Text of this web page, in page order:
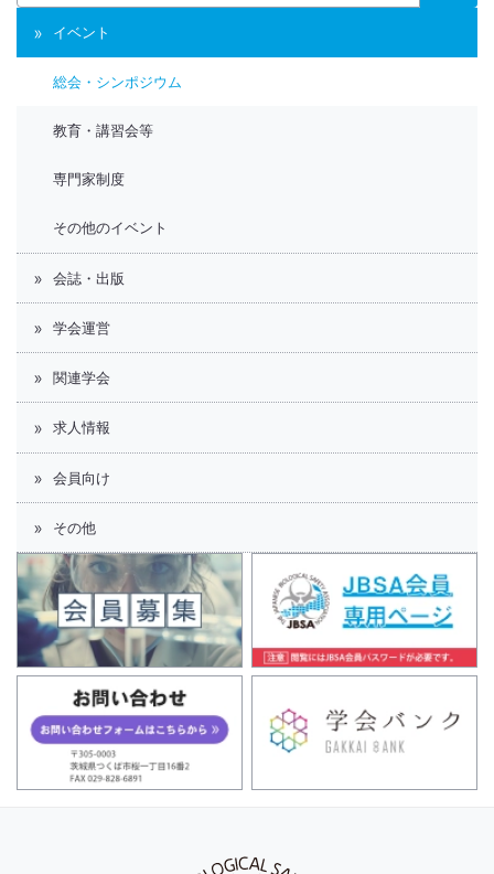
イベント
総会・シンポジウム
教育・講習会等
専門家制度
その他のイベント
会誌・出版
学会運営
関連学会
求人情報
会員向け
その他